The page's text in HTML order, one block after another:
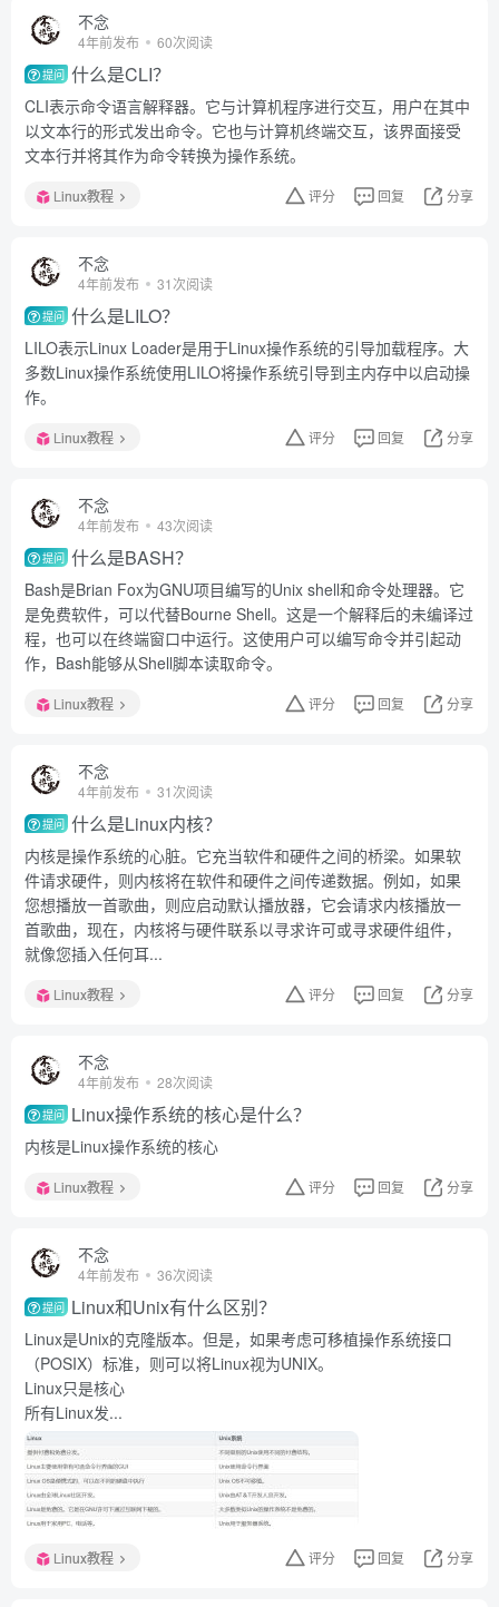
不念
4年前发布 60次阅读
提问 什么是CLI？
CLI表示命令语言解释器。它与计算机程序进行交互，用户在其中
以文本行的形式发出命令。它也与计算机终端交互，该界面接受
文本行并将其作为命令转换为操作系统。
Linux教程 评分 回复 分享
不念
4年前发布 31次阅读
提问 什么是LILO？
LILO表示Linux Loader是用于Linux操作系统的引导加载程序。大
多数Linux操作系统使用LILO将操作系统引导到主内存中以启动操
作。
Linux教程 评分 回复 分享
不念
4年前发布 43次阅读
提问 什么是BASH？
Bash是Brian Fox为GNU项目编写的Unix shell和命令处理器。它
是免费软件，可以代替Bourne Shell。这是一个解释后的未编译过
程，也可以在终端窗口中运行。这使用户可以编写命令并引起动
作，Bash能够从Shell脚本读取命令。
Linux教程 评分 回复 分享
不念
4年前发布 31次阅读
提问 什么是Linux内核？
内核是操作系统的心脏。它充当软件和硬件之间的桥梁。如果软
件请求硬件，则内核将在软件和硬件之间传递数据。例如，如果
您想播放一首歌曲，则应启动默认播放器，它会请求内核播放一
首歌曲，现在，内核将与硬件联系以寻求许可或寻求硬件组件，
就像您插入任何耳...
Linux教程 评分 回复 分享
不念
4年前发布 28次阅读
提问 Linux操作系统的核心是什么？
内核是Linux操作系统的核心
Linux教程 评分 回复 分享
不念
4年前发布 36次阅读
提问 Linux和Unix有什么区别？
Linux是Unix的克隆版本。但是，如果考虑可移植操作系统接口
（POSIX）标准，则可以将Linux视为UNIX。
Linux只是核心
所有Linux发...
Linux教程 评分 回复 分享